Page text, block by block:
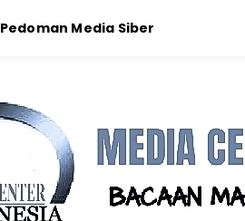
Pedoman Media Siber